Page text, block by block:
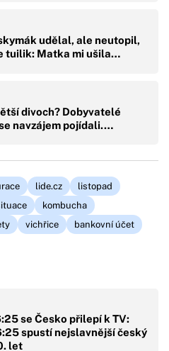
udělal, ale neutopil,
tuilik: Matka mi ušila…
divoch? Dobyvatelé
navzájem pojídali.…
lide.cz
listopad
kombucha
vichřice bankovní účet
se Česko přilepí k TV:
spustí nejslavnější český
let